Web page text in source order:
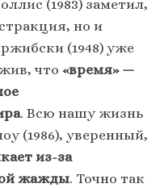
(1983) заметил,
но и
(1948) уже
что «время» —
. Всю нашу жизнь
(1986), уверенный,
из-за
жажды. Точно так